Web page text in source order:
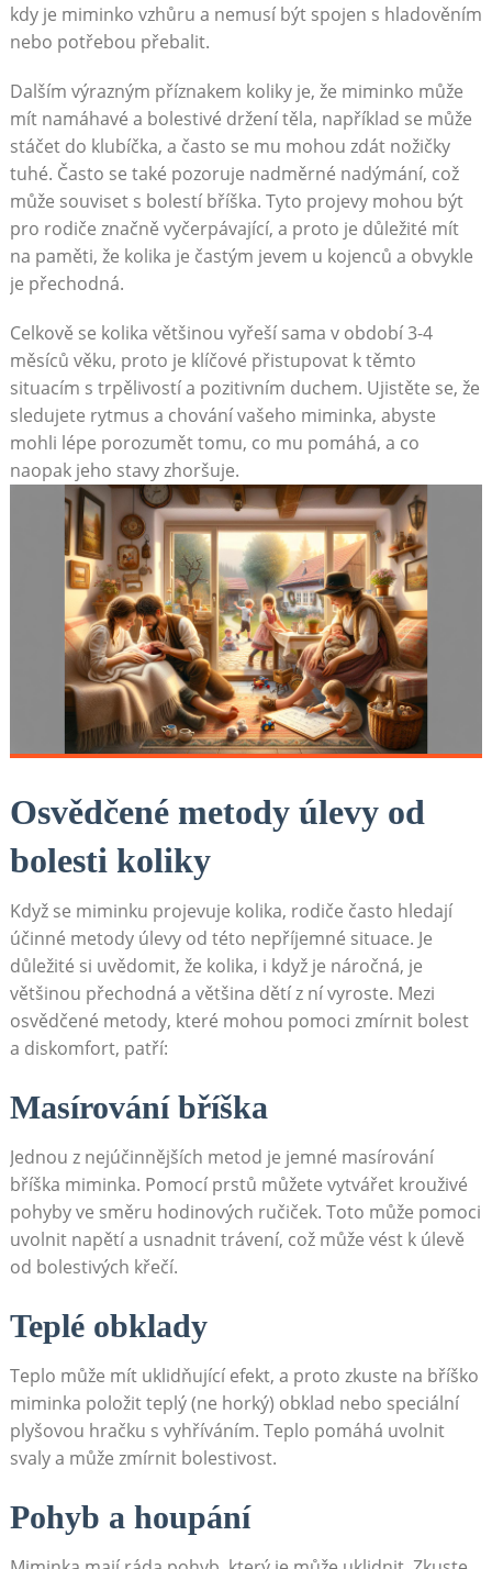
kdy je miminko vzhůru a nemusí být spojen s hladověním
nebo potřebou přebalit.
Dalším výrazným příznakem koliky je, že miminko může
mít namáhavé a bolestivé držení těla, například se může
stáčet do klubíčka, a často se mu mohou zdát nožičky
tuhé. Často se také pozoruje nadměrné nadýmání, což
může souviset s bolestí bříška. Tyto projevy mohou být
pro rodiče značně vyčerpávající, a proto je důležité mít
na paměti, že kolika je častým jevem u kojenců a obvykle
je přechodná.
Celkově se kolika většinou vyřeší sama v období 3-4
měsíců věku, proto je klíčové přistupovat k těmto
situacím s trpělivostí a pozitivním duchem. Ujistěte se, že
sledujete rytmus a chování vašeho miminka, abyste
mohli lépe porozumět tomu, co mu pomáhá, a co
naopak jeho stavy zhoršuje.
Osvědčené metody úlevy od
bolesti koliky
Když se miminku projevuje kolika, rodiče často hledají
účinné metody úlevy od této nepříjemné situace. Je
důležité si uvědomit, že kolika, i když je náročná, je
většinou přechodná a většina dětí z ní vyroste. Mezi
osvědčené metody, které mohou pomoci zmírnit bolest
a diskomfort, patří:
Masírování bříška
Jednou z nejúčinnějších metod je jemné masírování
bříška miminka. Pomocí prstů můžete vytvářet krouživé
pohyby ve směru hodinových ručiček. Toto může pomoci
uvolnit napětí a usnadnit trávení, což může vést k úlevě
od bolestivých křečí.
Teplé obklady
Teplo může mít uklidňující efekt, a proto zkuste na bříško
miminka položit teplý (ne horký) obklad nebo speciální
plyšovou hračku s vyhříváním. Teplo pomáhá uvolnit
svaly a může zmírnit bolestivost.
Pohyb a houpání